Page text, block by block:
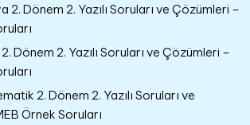
2. Dönem 2. Yazılı Soruları ve Çözümleri –
2. Dönem 2. Yazılı Soruları ve Çözümleri –
2. Dönem 2. Yazılı Soruları ve
Örnek Soruları